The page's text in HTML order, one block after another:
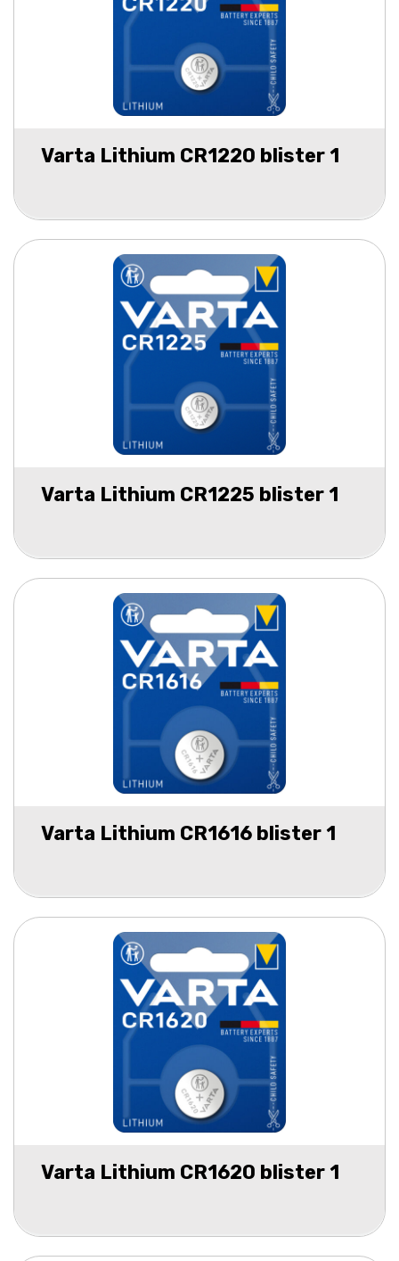
Varta Lithium CR1220 blister 1
Varta Lithium CR1225 blister 1
Varta Lithium CR1616 blister 1
Varta Lithium CR1620 blister 1